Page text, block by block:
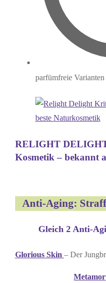
parfümfreie
RELIGHT
Kosmetik – bekannt
Anti-Aging:
Gleich 2 Anti-
Glorious Skin – Der